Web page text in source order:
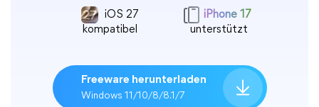
iOS 27
kompatibel
iPhone 17
unterstützt
Freeware herunterladen
Windows 11/10/8/8.1/7